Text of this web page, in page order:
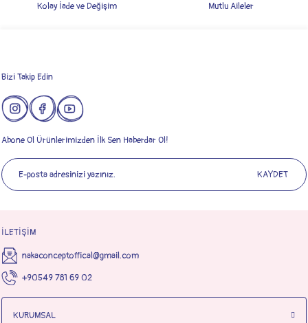
Kolay İade ve Değişim Mutlu Aileler
Bizi Takip Edin
Abone Ol Ürünlerimizden İlk Sen Haberdar Ol!
KAYDET
İLETİŞİM
nakaconceptoffical@gmail.com
+90549 781 69 02
KURUMSAL